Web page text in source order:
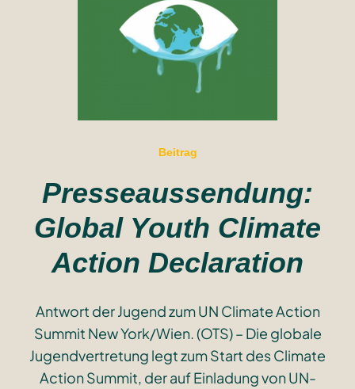
Beitrag
Presseaussendung:
Global Youth Climate
Action Declaration
Antwort der Jugend zum UN Climate Action
Summit New York/Wien. (OTS) – Die globale
Jugendvertretung legt zum Start des Climate
Action Summit, der auf Einladung von UN-